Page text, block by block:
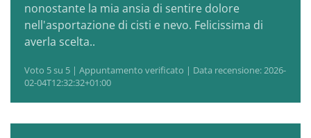
nonostante la mia ansia di sentire dolore
nell'asportazione di cisti e nevo. Felicissima di
averla scelta..
Voto 5 su 5 | Appuntamento verificato | Data recensione: 2026-
02-04T12:32:32+01:00